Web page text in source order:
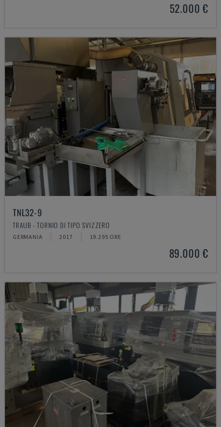
52.000 €
TNL32-9
TRAUB - TORNIO DI TIPO SVIZZERO
GERMANIA 2017 19.295 ORE
89.000 €